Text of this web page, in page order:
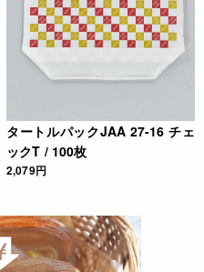
タートルパックJAA 27-16 チェ
ックT / 100枚
2,079円